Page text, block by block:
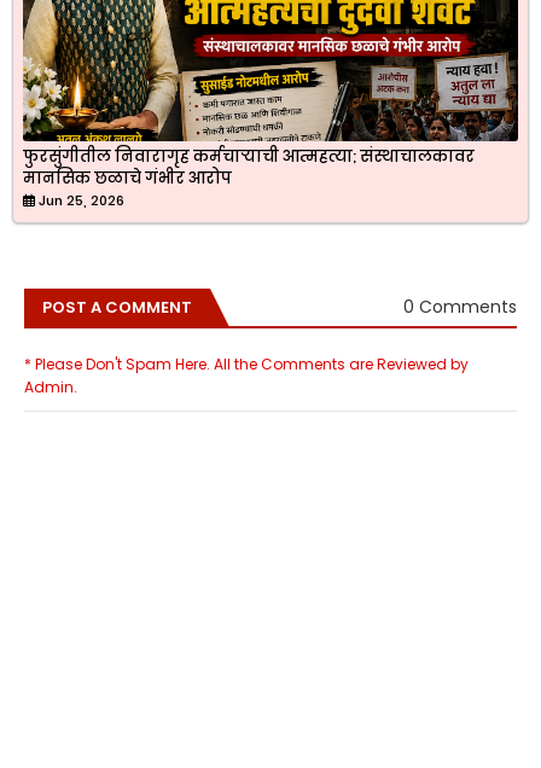
फुरसुंगीतील निवारागृह कर्मचाऱ्याची आत्महत्या; संस्थाचालकावर
मानसिक छळाचे गंभीर आरोप
Jun 25, 2026
POST A COMMENT 0 Comments
* Please Don't Spam Here. All the Comments are Reviewed by
Admin.